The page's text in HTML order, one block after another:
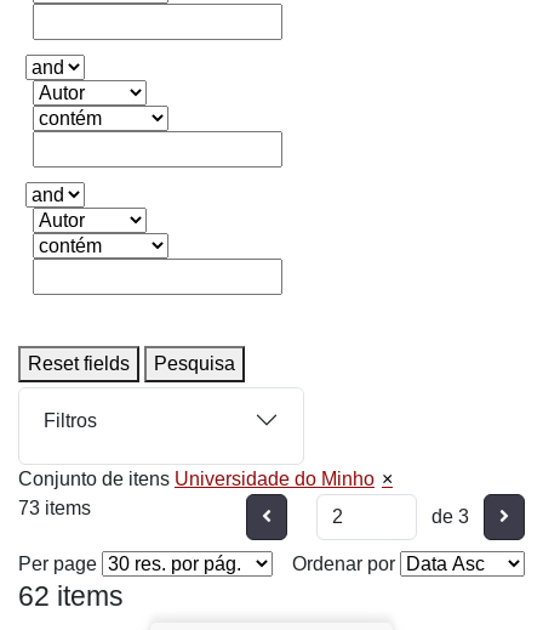
Reset fields Pesquisa
Filtros
Conjunto de itens Universidade do Minho
73 items
Anterior de 3
Per page Ordenar por
62 items